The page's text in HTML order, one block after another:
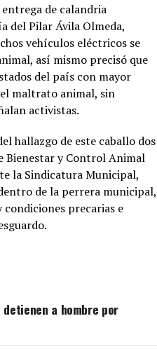
de calandria
del Pilar Ávila Olmeda,
vehículos eléctricos se
así mismo precisó que
del país con mayor
maltrato animal, sin
activistas.
hallazgo de este caballo dos
Bienestar y Control Animal
la Sindicatura Municipal,
de la perrera municipal,
precarias e
a hombre por